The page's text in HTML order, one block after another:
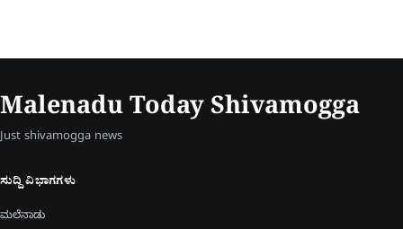
Malenadu Today Shivamogga
Just shivamogga news
ಸುದ್ದಿ ವಿಭಾಗಗಳು
ಮಲೆನಾಡು